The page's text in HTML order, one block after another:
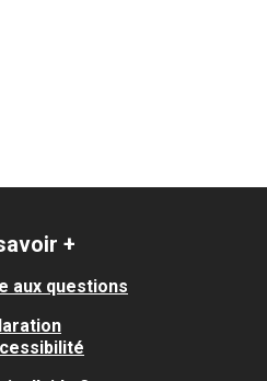
+
aux questions